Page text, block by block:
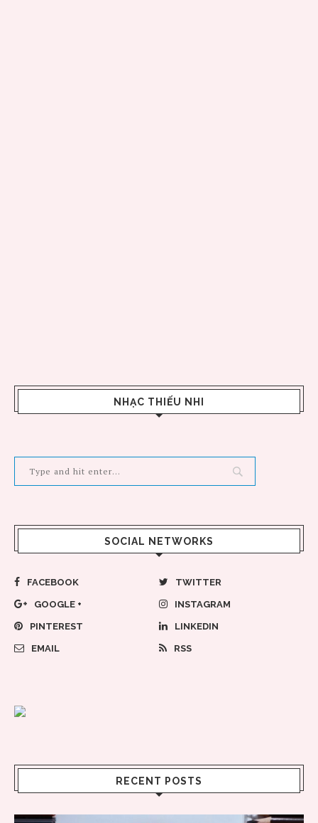
NHẠC THIẾU NHI
SOCIAL NETWORKS
FACEBOOK TWITTER
GOOGLE + INSTAGRAM
PINTEREST LINKEDIN
EMAIL RSS
RECENT POSTS